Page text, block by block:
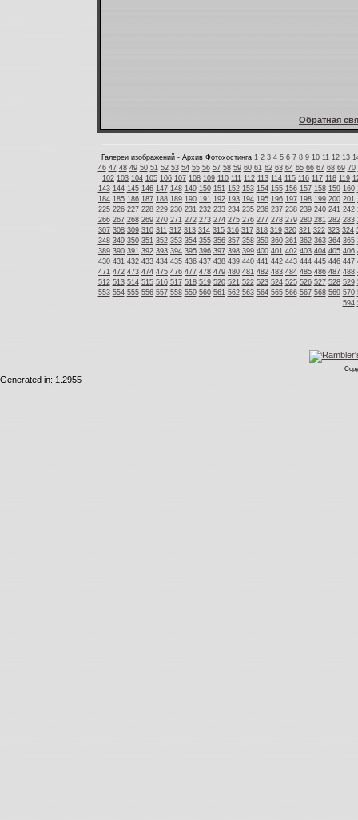
Обратная
Галереи изображений - Архив Фотохостинга 1 2 3 4 5 6 7 8 9 10 11 12 13
46 47 48 49 50 51 52 53 54 55 56 57 58 59 60 61 62 63 64 65 66 67 68 69 70
102 103 104 105 106 107 108 109 110 111 112 113 114 115 116 117 118 119
143 144 145 146 147 148 149 150 151 152 153 154 155 156 157 158 159 160
184 185 186 187 188 189 190 191 192 193 194 195 196 197 198 199 200 201
225 226 227 228 229 230 231 232 233 234 235 236 237 238 239 240 241 242
266 267 268 269 270 271 272 273 274 275 276 277 278 279 280 281 282 283
307 308 309 310 311 312 313 314 315 316 317 318 319 320 321 322 323 324
348 349 350 351 352 353 354 355 356 357 358 359 360 361 362 363 364 365
389 390 391 392 393 394 395 396 397 398 399 400 401 402 403 404 405 406
430 431 432 433 434 435 436 437 438 439 440 441 442 443 444 445 446 447
471 472 473 474 475 476 477 478 479 480 481 482 483 484 485 486 487 488
512 513 514 515 516 517 518 519 520 521 522 523 524 525 526 527 528 529
553 554 555 556 557 558 559 560 561 562 563 564 565 566 567 568 569 570
594
Generated in: 1.2955